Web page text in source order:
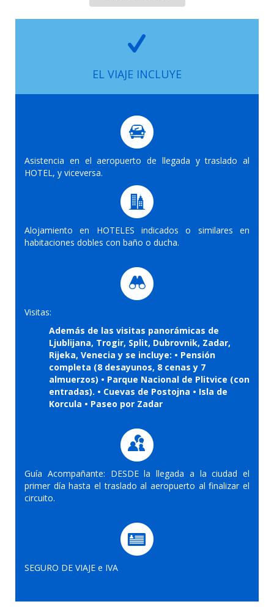
EL VIAJE INCLUYE
Asistencia en el aeropuerto de llegada y traslado al
HOTEL, y viceversa.
Alojamiento en HOTELES indicados o similares en
habitaciones dobles con baño o ducha.
Visitas:
Además de las visitas panorámicas de
Ljublijana, Trogir, Split, Dubrovnik, Zadar,
Rijeka, Venecia y se incluye: • Pensión
completa (8 desayunos, 8 cenas y 7
almuerzos) • Parque Nacional de Plitvice (con
entradas). • Cuevas de Postojna • Isla de
Korcula • Paseo por Zadar
Guía Acompañante: DESDE la llegada a la ciudad el
primer día hasta el traslado al aeropuerto al finalizar el
circuito.
SEGURO DE VIAJE e IVA